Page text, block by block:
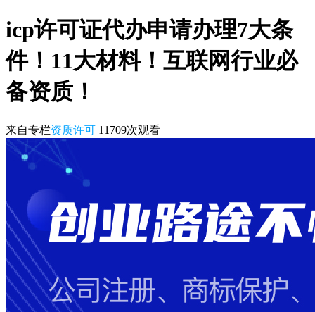
icp许可证代办申请办理7大条
件！11大材料！互联网行业必
备资质！
来自专栏资质许可 11709次观看